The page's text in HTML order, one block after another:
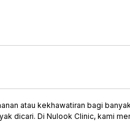
atau kekhawatiran bagi
dicari. Di Nulook Clinic, kami